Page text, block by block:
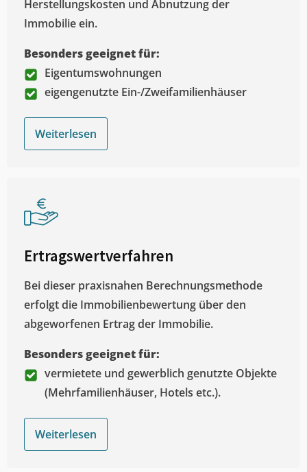
Herstellungskosten und Abnutzung der
Immobilie ein.
Besonders geeignet für:
Eigentumswohnungen
eigengenutzte Ein-/Zweifamilienhäuser
Weiterlesen
Ertragswertverfahren
Bei dieser praxisnahen Berechnungsmethode
erfolgt die Immobilienbewertung über den
abgeworfenen Ertrag der Immobilie.
Besonders geeignet für:
vermietete und gewerblich genutzte Objekte
(Mehrfamilienhäuser, Hotels etc.).
Weiterlesen